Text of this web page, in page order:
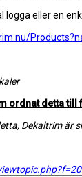
logga eller en
ordnat detta
Dekaltrim är